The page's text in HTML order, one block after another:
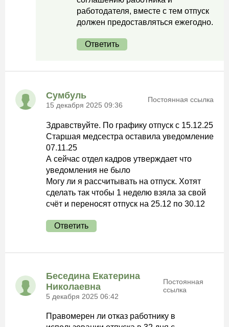
работодателя, вместе с тем отпуск
должен предоставляться ежегодно.
Ответить
Сумбуль
15 декабря 2025 09:36
Постоянная ссылка
Здравствуйте. По графику отпуск с 15.12.25
Старшая медсестра оставила уведомление
07.11.25
А сейчас отдел кадров утверждает что
уведомления не было
Могу ли я рассчитывать на отпуск. Хотят
сделать так чтобы 1 неделю взяла за свой
счёт и переносят отпуск на 25.12 по 30.12
Ответить
Беседина Екатерина
Николаевна
5 декабря 2025 06:42
Постоянная
ссылка
Правомерен ли отказ работнику в